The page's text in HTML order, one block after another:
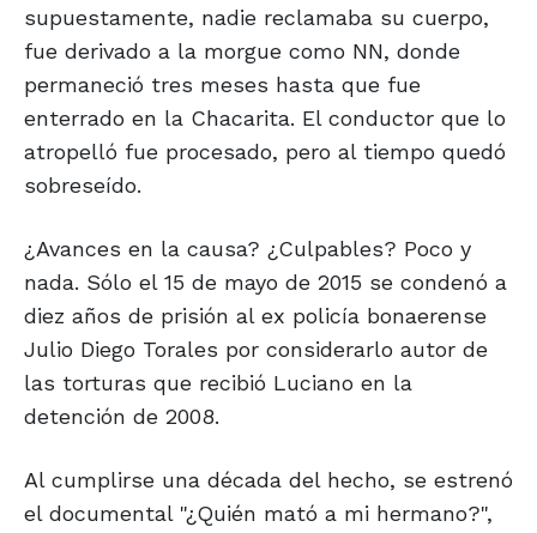
supuestamente, nadie reclamaba su cuerpo,
fue derivado a la morgue como NN, donde
permaneció tres meses hasta que fue
enterrado en la Chacarita. El conductor que lo
atropelló fue procesado, pero al tiempo quedó
sobreseído.
¿Avances en la causa? ¿Culpables? Poco y
nada. Sólo el 15 de mayo de 2015 se condenó a
diez años de prisión al ex policía bonaerense
Julio Diego Torales por considerarlo autor de
las torturas que recibió Luciano en la
detención de 2008.
Al cumplirse una década del hecho, se estrenó
el documental "¿Quién mató a mi hermano?",